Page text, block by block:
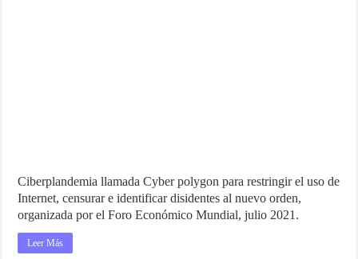
Ciberplandemia llamada Cyber polygon para restringir el uso de
Internet, censurar e identificar disidentes al nuevo orden,
organizada por el Foro Económico Mundial, julio 2021.
Leer Más